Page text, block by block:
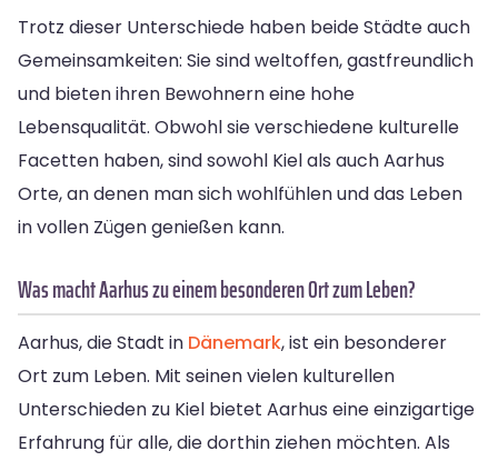
Trotz dieser Unterschiede haben beide Städte auch
Gemeinsamkeiten: Sie sind weltoffen, gastfreundlich
und bieten ihren Bewohnern eine hohe
Lebensqualität. Obwohl sie verschiedene kulturelle
Facetten haben, sind sowohl Kiel als auch Aarhus
Orte, an denen man sich wohlfühlen und das Leben
in vollen Zügen genießen kann.
Was macht Aarhus zu einem besonderen Ort zum Leben?
Aarhus, die Stadt in Dänemark, ist ein besonderer
Ort zum Leben. Mit seinen vielen kulturellen
Unterschieden zu Kiel bietet Aarhus eine einzigartige
Erfahrung für alle, die dorthin ziehen möchten. Als